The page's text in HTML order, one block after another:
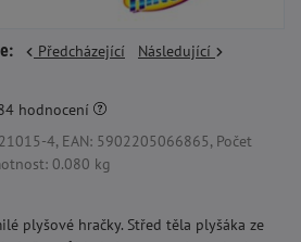
Předcházející Následující
hodnocení
4, EAN: 5902205066865, Počet
0.080 kg
plyšové hračky. Střed těla plyšáka ze